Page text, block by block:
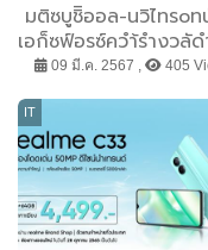
มติซบูชิิออล-นวิไทรoท
เอก็ซฟ์อรซ์ควํา้รํางวลั
รออกแบบผลติ
09 มี.ค. 2567 , 405
IT